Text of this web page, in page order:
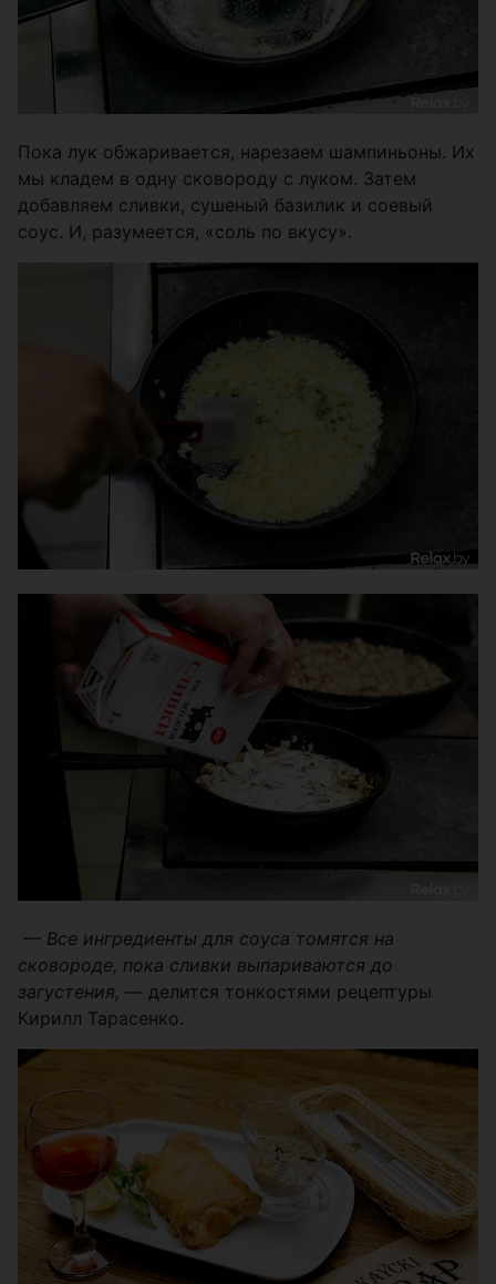
Пока лук обжаривается, нарезаем шампиньоны. Их
мы кладем в одну сковороду с луком. Затем
добавляем сливки, сушеный базилик и соевый
соус. И, разумеется, «соль по вкусу».
— Все ингредиенты для соуса томятся на
сковороде, пока сливки выпариваются до
загустения, — делится тонкостями рецептуры
Кирилл Тарасенко.